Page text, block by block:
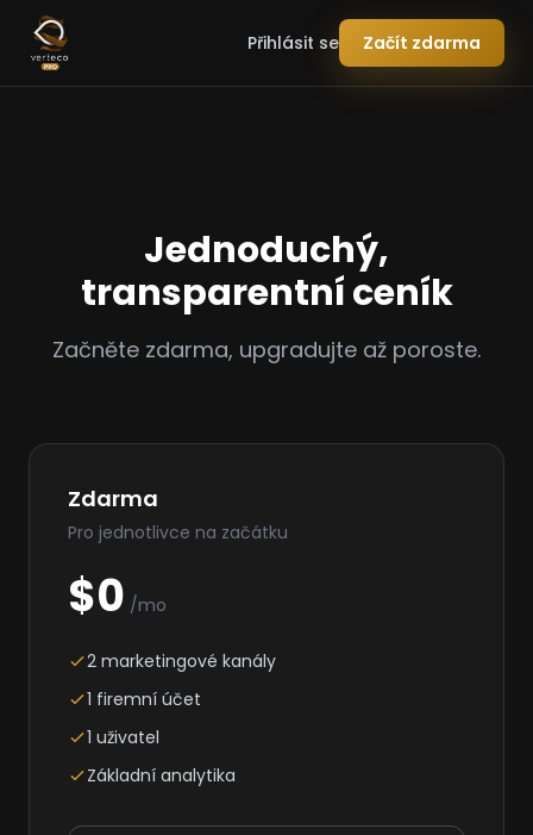
Přihlásit se Začít zdarma
Jednoduchý,
transparentní ceník
Začněte zdarma, upgradujte až poroste.
Zdarma
Pro jednotlivce na začátku
$0 /mo
2 marketingové kanály
1 firemní účet
1 uživatel
Základní analytika